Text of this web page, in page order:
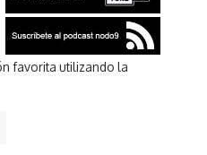
favorita utilizando la